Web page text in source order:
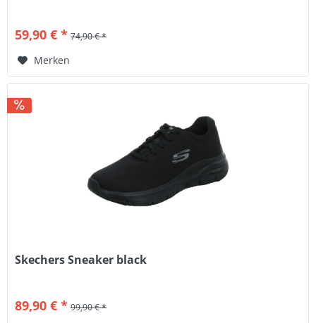
59,90 € * 74,90 € *
Merken
Skechers Sneaker black
89,90 € * 99,90 € *